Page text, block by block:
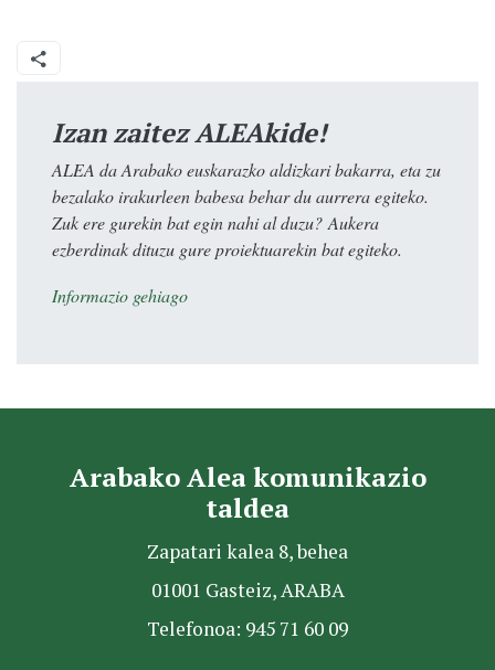
Izan zaitez ALEAkide!
ALEA da Arabako euskarazko aldizkari bakarra, eta zu
bezalako irakurleen babesa behar du aurrera egiteko.
Zuk ere gurekin bat egin nahi al duzu? Aukera
ezberdinak dituzu gure proiektuarekin bat egiteko.
Informazio gehiago
Arabako Alea komunikazio
taldea
Zapatari kalea 8, behea
01001 Gasteiz, ARABA
Telefonoa: 945 71 60 09